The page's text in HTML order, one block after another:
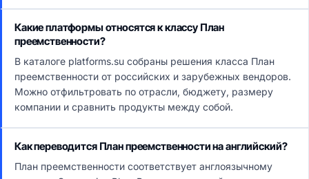
Какие платформы относятся к классу План
преемственности?
В каталоге platforms.su собраны решения класса План
преемственности от российских и зарубежных вендоров.
Можно отфильтровать по отрасли, бюджету, размеру
компании и сравнить продукты между собой.
Как переводится План преемственности на английский?
План преемственности соответствует англоязычному